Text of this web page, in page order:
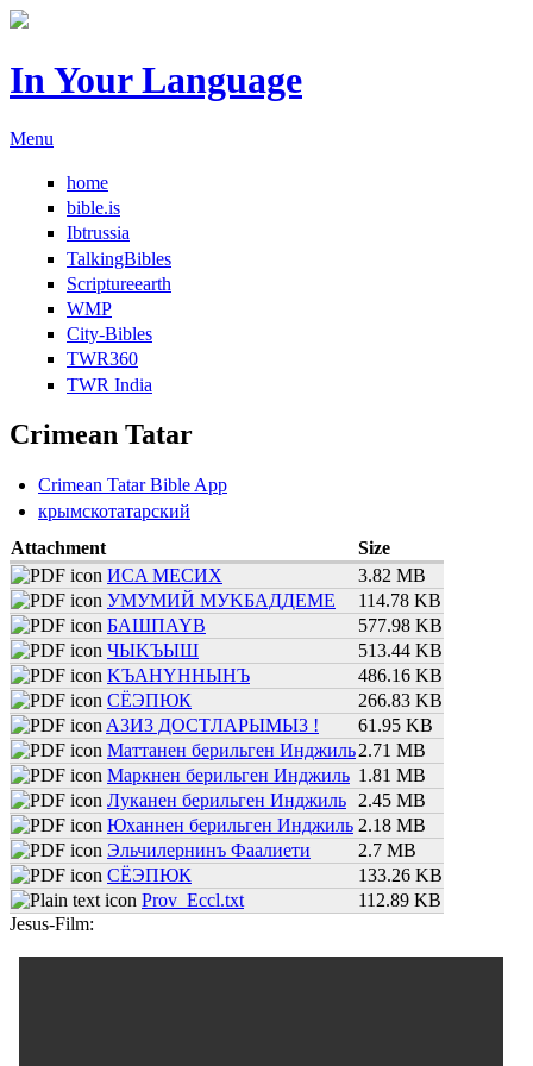
In Your Language
Menu
home
bible.is
Ibtrussia
TalkingBibles
Scriptureearth
WMP
City-Bibles
TWR360
TWR India
Crimean Tatar
Crimean Tatar Bible App
крымскотатарский
Attachment
Size
ИCA MECИX
3.82 MB
УMУMИЙ MУKБАДДЕMЕ
114.78 KB
БAШПAYB
577.98 KB
ЧЫKЪЫШ
513.44 KB
KЪAHYHHЫHЪ
486.16 KB
СЁЭПЮК
266.83 KB
A3И3 ДOCTЛАPЫMЫ3 !
61.95 KB
Maттaнeн бepильгeн Инджиль2.71 MB
Maркнeн бepильгeн Инджиль 1.81 MB
Лyканeн бepильгeн Инджиль
2.45 MB
Юхaннeн бepильгeн Инджиль 2.18 MB
Эльчилeрнинъ Фaaлиeти
2.7 MB
СЁЭПЮК
133.26 KB
Prov_Eccl.txt
112.89 KB
Jesus-Film: